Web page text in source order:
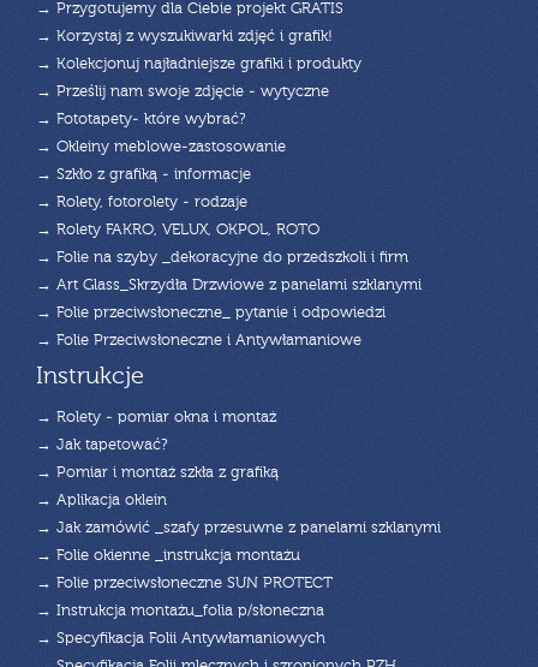
→ Przygotujemy dla Ciebie projekt GRATIS
→ Korzystaj z wyszukiwarki zdjęć i grafik!
→ Kolekcjonuj najładniejsze grafiki i produkty
→ Prześlij nam swoje zdjęcie - wytyczne
→ Fototapety- które wybrać?
→ Okleiny meblowe-zastosowanie
→ Szkło z grafiką - informacje
→ Rolety, fotorolety - rodzaje
→ Rolety FAKRO, VELUX, OKPOL, ROTO
→ Folie na szyby _dekoracyjne do przedszkoli i firm
→ Art Glass_Skrzydła Drzwiowe z panelami szklanymi
→ Folie przeciwsłoneczne_ pytanie i odpowiedzi
→ Folie Przeciwsłoneczne i Antywłamaniowe
Instrukcje
→ Rolety - pomiar okna i montaż
→ Jak tapetować?
→ Pomiar i montaż szkła z grafiką
→ Aplikacja oklein
→ Jak zamówić _szafy przesuwne z panelami szklanymi
→ Folie okienne _instrukcja montażu
→ Folie przeciwsłoneczne SUN PROTECT
→ Instrukcja montażu_folia p/słoneczna
→ Specyfikacja Folii Antywłamaniowych